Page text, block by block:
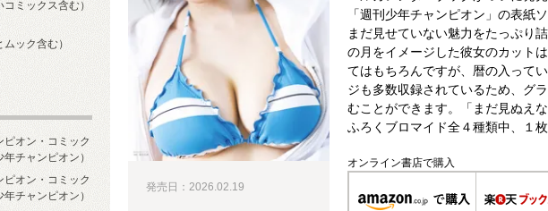
「週刊少年チャンピオン」の表紙
まだ見せていない魅力をたっぷり
の月をイメージした彼女のカット
てはもちろんですが、暦の入って
ジも多数収録されているため、グ
むことができます。「まだ見ぬえ
ふろくブロマイド全４種類中、１
オンライン書店で購入
発売日：2026.02.19
コミックス含む）
ムック含む）
ピオン・コミック
チャンピオン）
ピオン・コミック
チャンピオン）